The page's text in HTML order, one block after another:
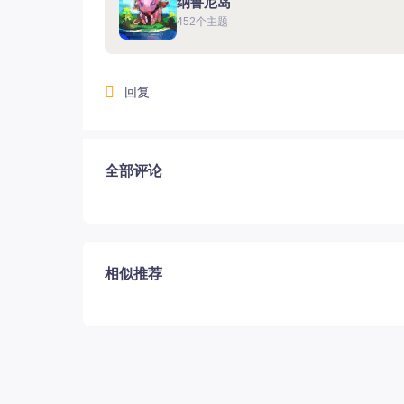
12.22国服圣骑士上线
452个主题
回复
全部评论
相似推荐